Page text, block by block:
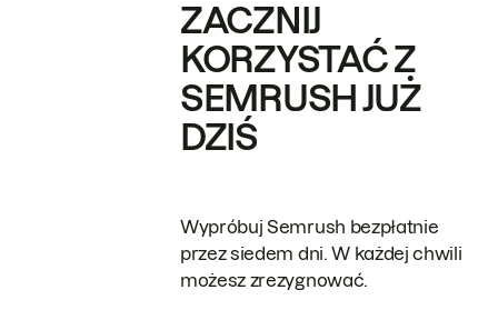
ZACZNIJ
KORZYSTAĆ Z
SEMRUSH JUŻ
DZIŚ
Wypróbuj Semrush bezpłatnie
przez siedem dni. W każdej chwili
możesz zrezygnować.